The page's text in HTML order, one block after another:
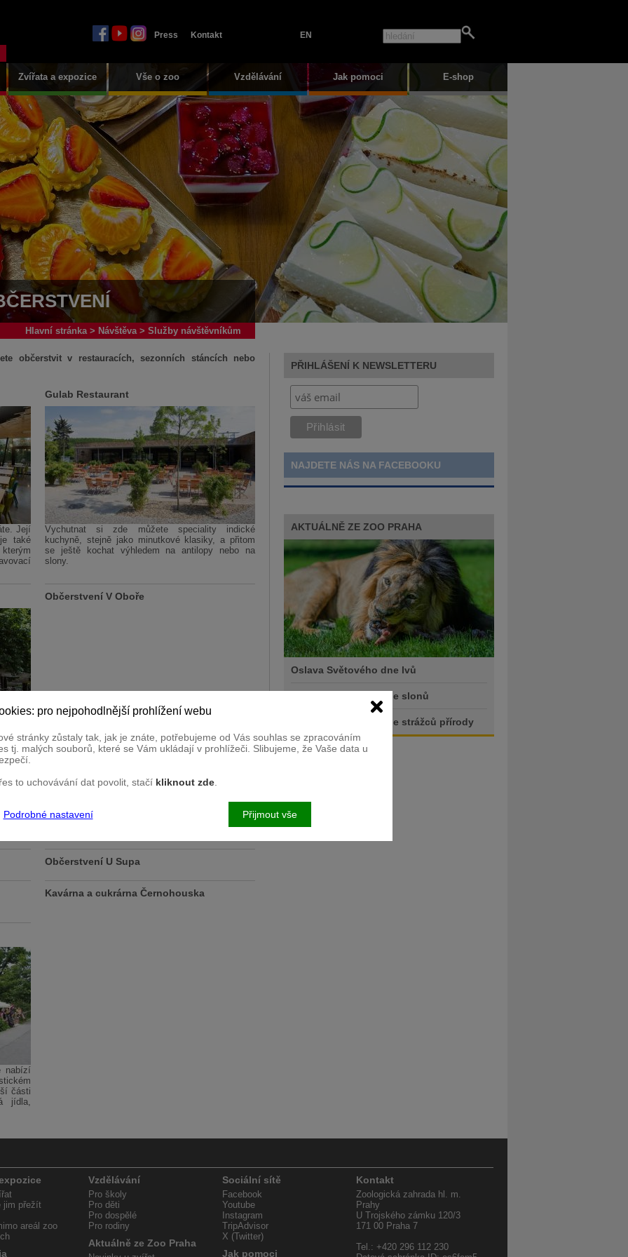
Press Kontakt EN
Zvířata a expozice Vše o zoo Vzdělávání Jak pomoci E-shop
Hlavní stránka> Návštěva> Služby návštěvníkům
občerstvit v restauracích, sezonních stáncích nebo
Její
také
Gulab Restaurant
Vychutnat si zde můžete speciality indické
kuchyně, stejně jako minutkové klasiky, a přitom
se ještě kochat výhledem na antilopy nebo na
slony.
tak
i z
každý
Občerstvení V Oboře
Občerstvení U Supa
Kavárna a cukrárna Černohouska
nabízí
části
jídla,
PŘIHLÁŠENÍ K NEWSLETTERU
NAJDETE NÁS NA FACEBOOKU
AKTUÁLNĚ ZE ZOO PRAHA
Oslava Světového dne lvů
Oslava Světového dne slonů
Oslava Světového dne strážců přírody
jim přežít
areál zoo
Vzdělávání
Pro školy
Pro děti
Pro dospělé
Pro rodiny
Aktuálně ze Zoo Praha
Sociální sítě
Facebook
Youtube
Instagram
TripAdvisor
X (Twitter)
Jak pomoci
Kontakt
Zoologická zahrada hl. m.
Prahy
U Trojského zámku 120/3
171 00 Praha 7
Tel.: +420 296 112 230
pro nejpohodlnější prohlížení webu
stránky zůstaly tak, jak je znáte, potřebujeme od Vás souhlas se zpracováním
tj. malých souborů, které se Vám ukládají v prohlížeči. Slibujeme, že Vaše data u
to uchovávání dat povolit, stačí kliknout zde
Podrobné nastavení Přijmout vše